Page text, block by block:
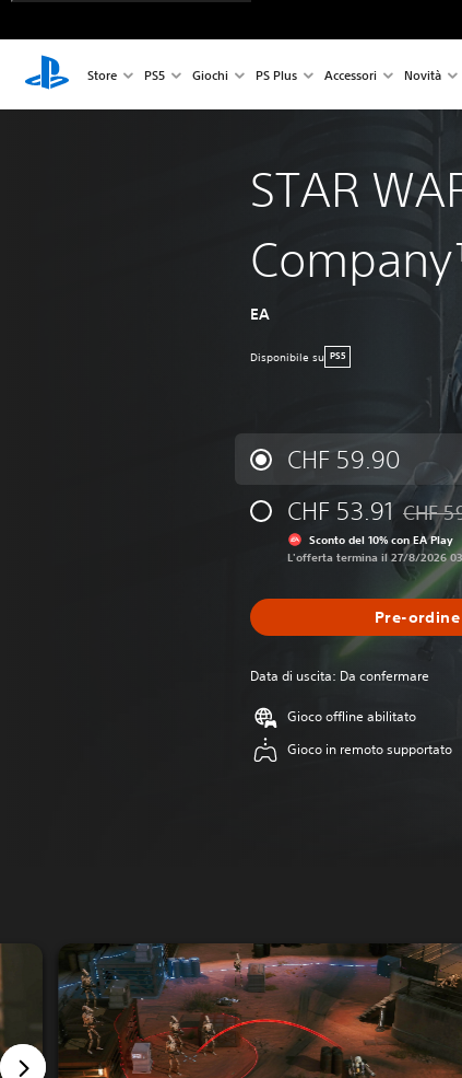
Store PS5 Giochi PS Plus Accessori Novità
STAR
EA
Disponibile su PS5
CHF 59.90
CHF 53.91 CHF
Sconto del 10% con EA Play
L'offerta termina il 27/8/2026
Pre-ordine
Data di uscita: Da confermare
Gioco offline abilitato
Gioco in remoto supportato